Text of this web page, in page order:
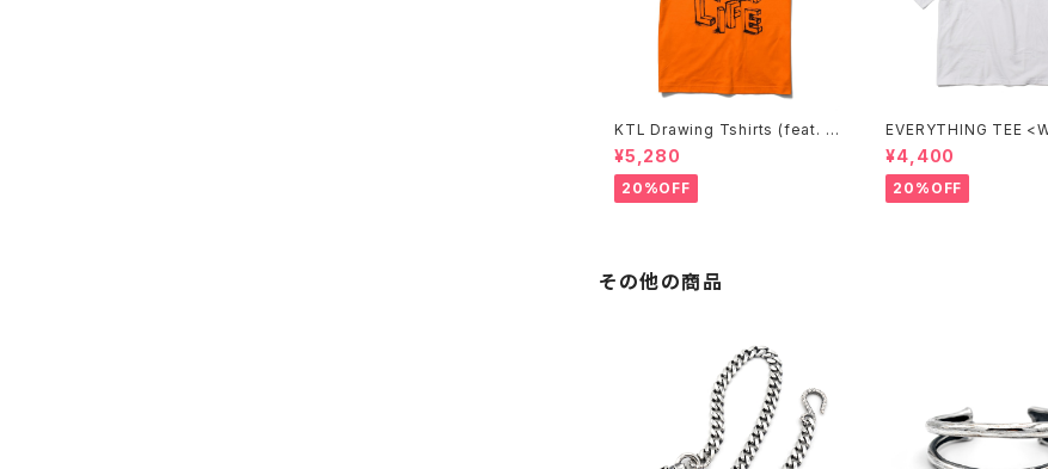
KTL Drawing Tshirts (feat. A
&A PRINTING) <ORANGE>
¥5,280
20%OFF
EVERYTHING
¥4,400
20%OFF
その他の商品